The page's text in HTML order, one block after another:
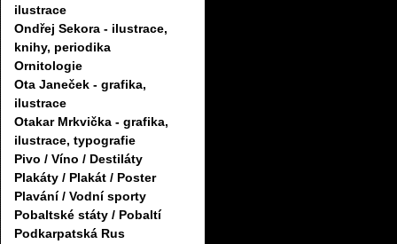
ilustrace
Ondřej Sekora - ilustrace,
knihy, periodika
Ornitologie
Ota Janeček - grafika,
ilustrace
Otakar Mrkvička - grafika,
ilustrace, typografie
Pivo / Víno / Destiláty
Plakáty / Plakát / Poster
Plavání / Vodní sporty
Pobaltské státy / Pobaltí
Podkarpatská Rus